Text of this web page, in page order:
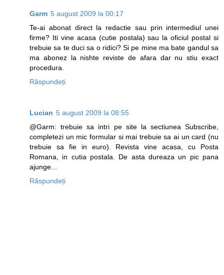
Garm 5 august 2009 la 00:17
Te-ai abonat direct la redactie sau prin intermediul unei
firme? Iti vine acasa (cutie postala) sau la oficiul postal si
trebuie sa te duci sa o ridici? Si pe mine ma bate gandul sa
ma abonez la nishte reviste de afara dar nu stiu exact
procedura.
Răspundeți
Lucian 5 august 2009 la 08:55
@Garm: trebuie sa intri pe site la sectiunea Subscribe,
completezi un mic formular si mai trebuie sa ai un card (nu
trebuie sa fie in euro). Revista vine acasa, cu Posta
Romana, in cutia postala. De asta dureaza un pic pana
ajunge...
Răspundeți